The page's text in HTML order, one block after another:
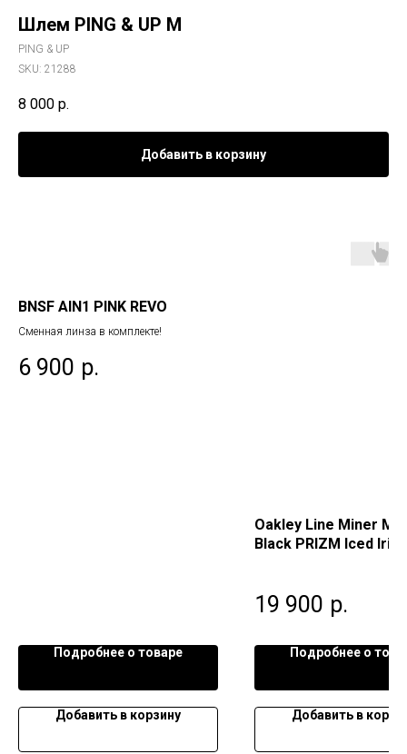
Шлем PING & UP М
PING & UP
SKU: 21288
8 000 р.
Добавить в корзину
BNSF AIN1 PINK REVO
Сменная линза в комплекте!
6 900 р.
Подробнее о товаре
Добавить в корзину
Oakley Line Miner
Black PRIZM Iced Irid
19 900 р.
Подробнее о
Добавить в